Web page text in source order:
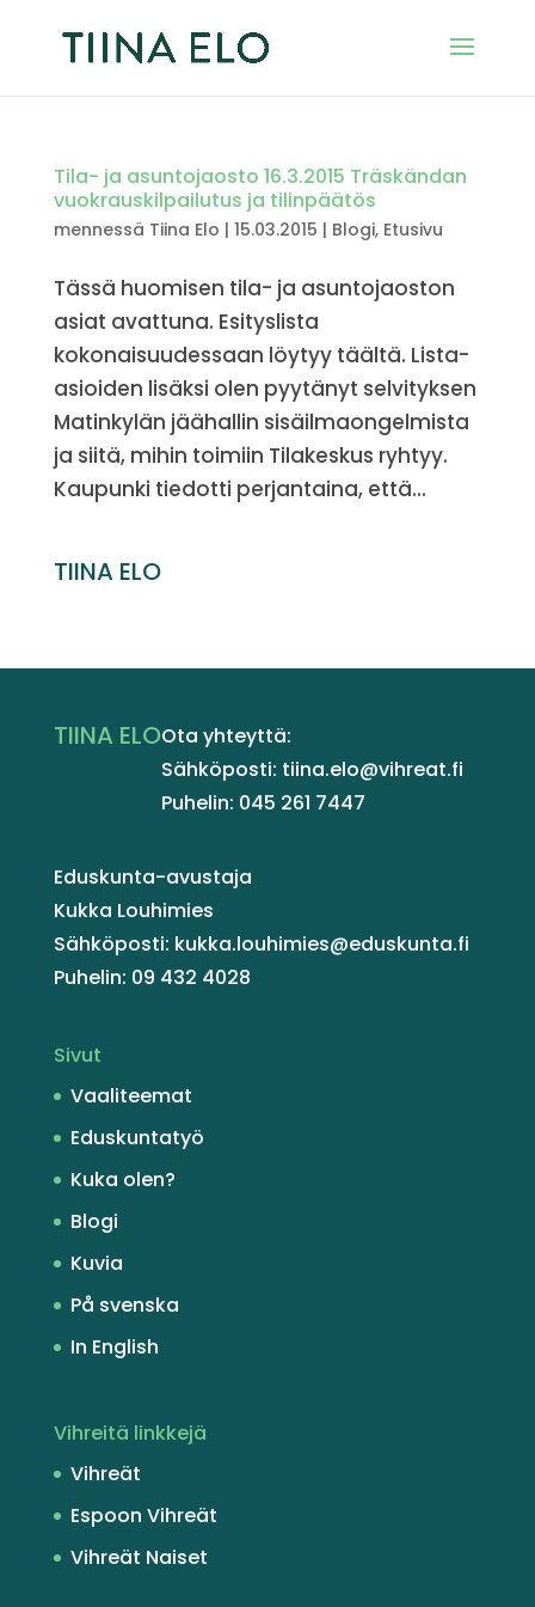
Tila- ja asuntojaosto 16.3.2015 Träskändan
vuokrauskilpailutus ja tilinpäätös
mennessä Tiina Elo | 15.03.2015 | Blogi, Etusivu
Tässä huomisen tila- ja asuntojaoston
asiat avattuna. Esityslista
kokonaisuudessaan löytyy täältä. Lista-
asioiden lisäksi olen pyytänyt selvityksen
Matinkylän jäähallin sisäilmaongelmista
ja siitä, mihin toimiin Tilakeskus ryhtyy.
Kaupunki tiedotti perjantaina, että...
TIINA ELO
TIINA ELOOta yhteyttä:
Sähköposti: tiina.elo@vihreat.fi
Puhelin: 045 261 7447
Eduskunta-avustaja
Kukka Louhimies
Sähköposti: kukka.louhimies@eduskunta.fi
Puhelin: 09 432 4028
Sivut
Vaaliteemat
Eduskuntatyö
Kuka olen?
Blogi
Kuvia
På svenska
In English
Vihreitä linkkejä
Vihreät
Espoon Vihreät
Vihreät Naiset